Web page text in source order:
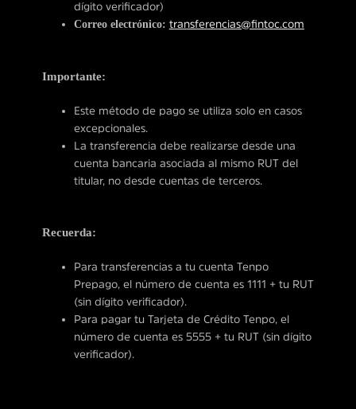
dígito verificador)
Correo electrónico: transferencias@fintoc.com
Importante:
Este método de pago se utiliza solo en casos
excepcionales.
La transferencia debe realizarse desde una
cuenta bancaria asociada al mismo RUT del
titular, no desde cuentas de terceros.
Recuerda:
Para transferencias a tu cuenta Tenpo
Prepago, el número de cuenta es 1111 + tu RUT
(sin dígito verificador).
Para pagar tu Tarjeta de Crédito Tenpo, el
número de cuenta es 5555 + tu RUT (sin dígito
verificador).